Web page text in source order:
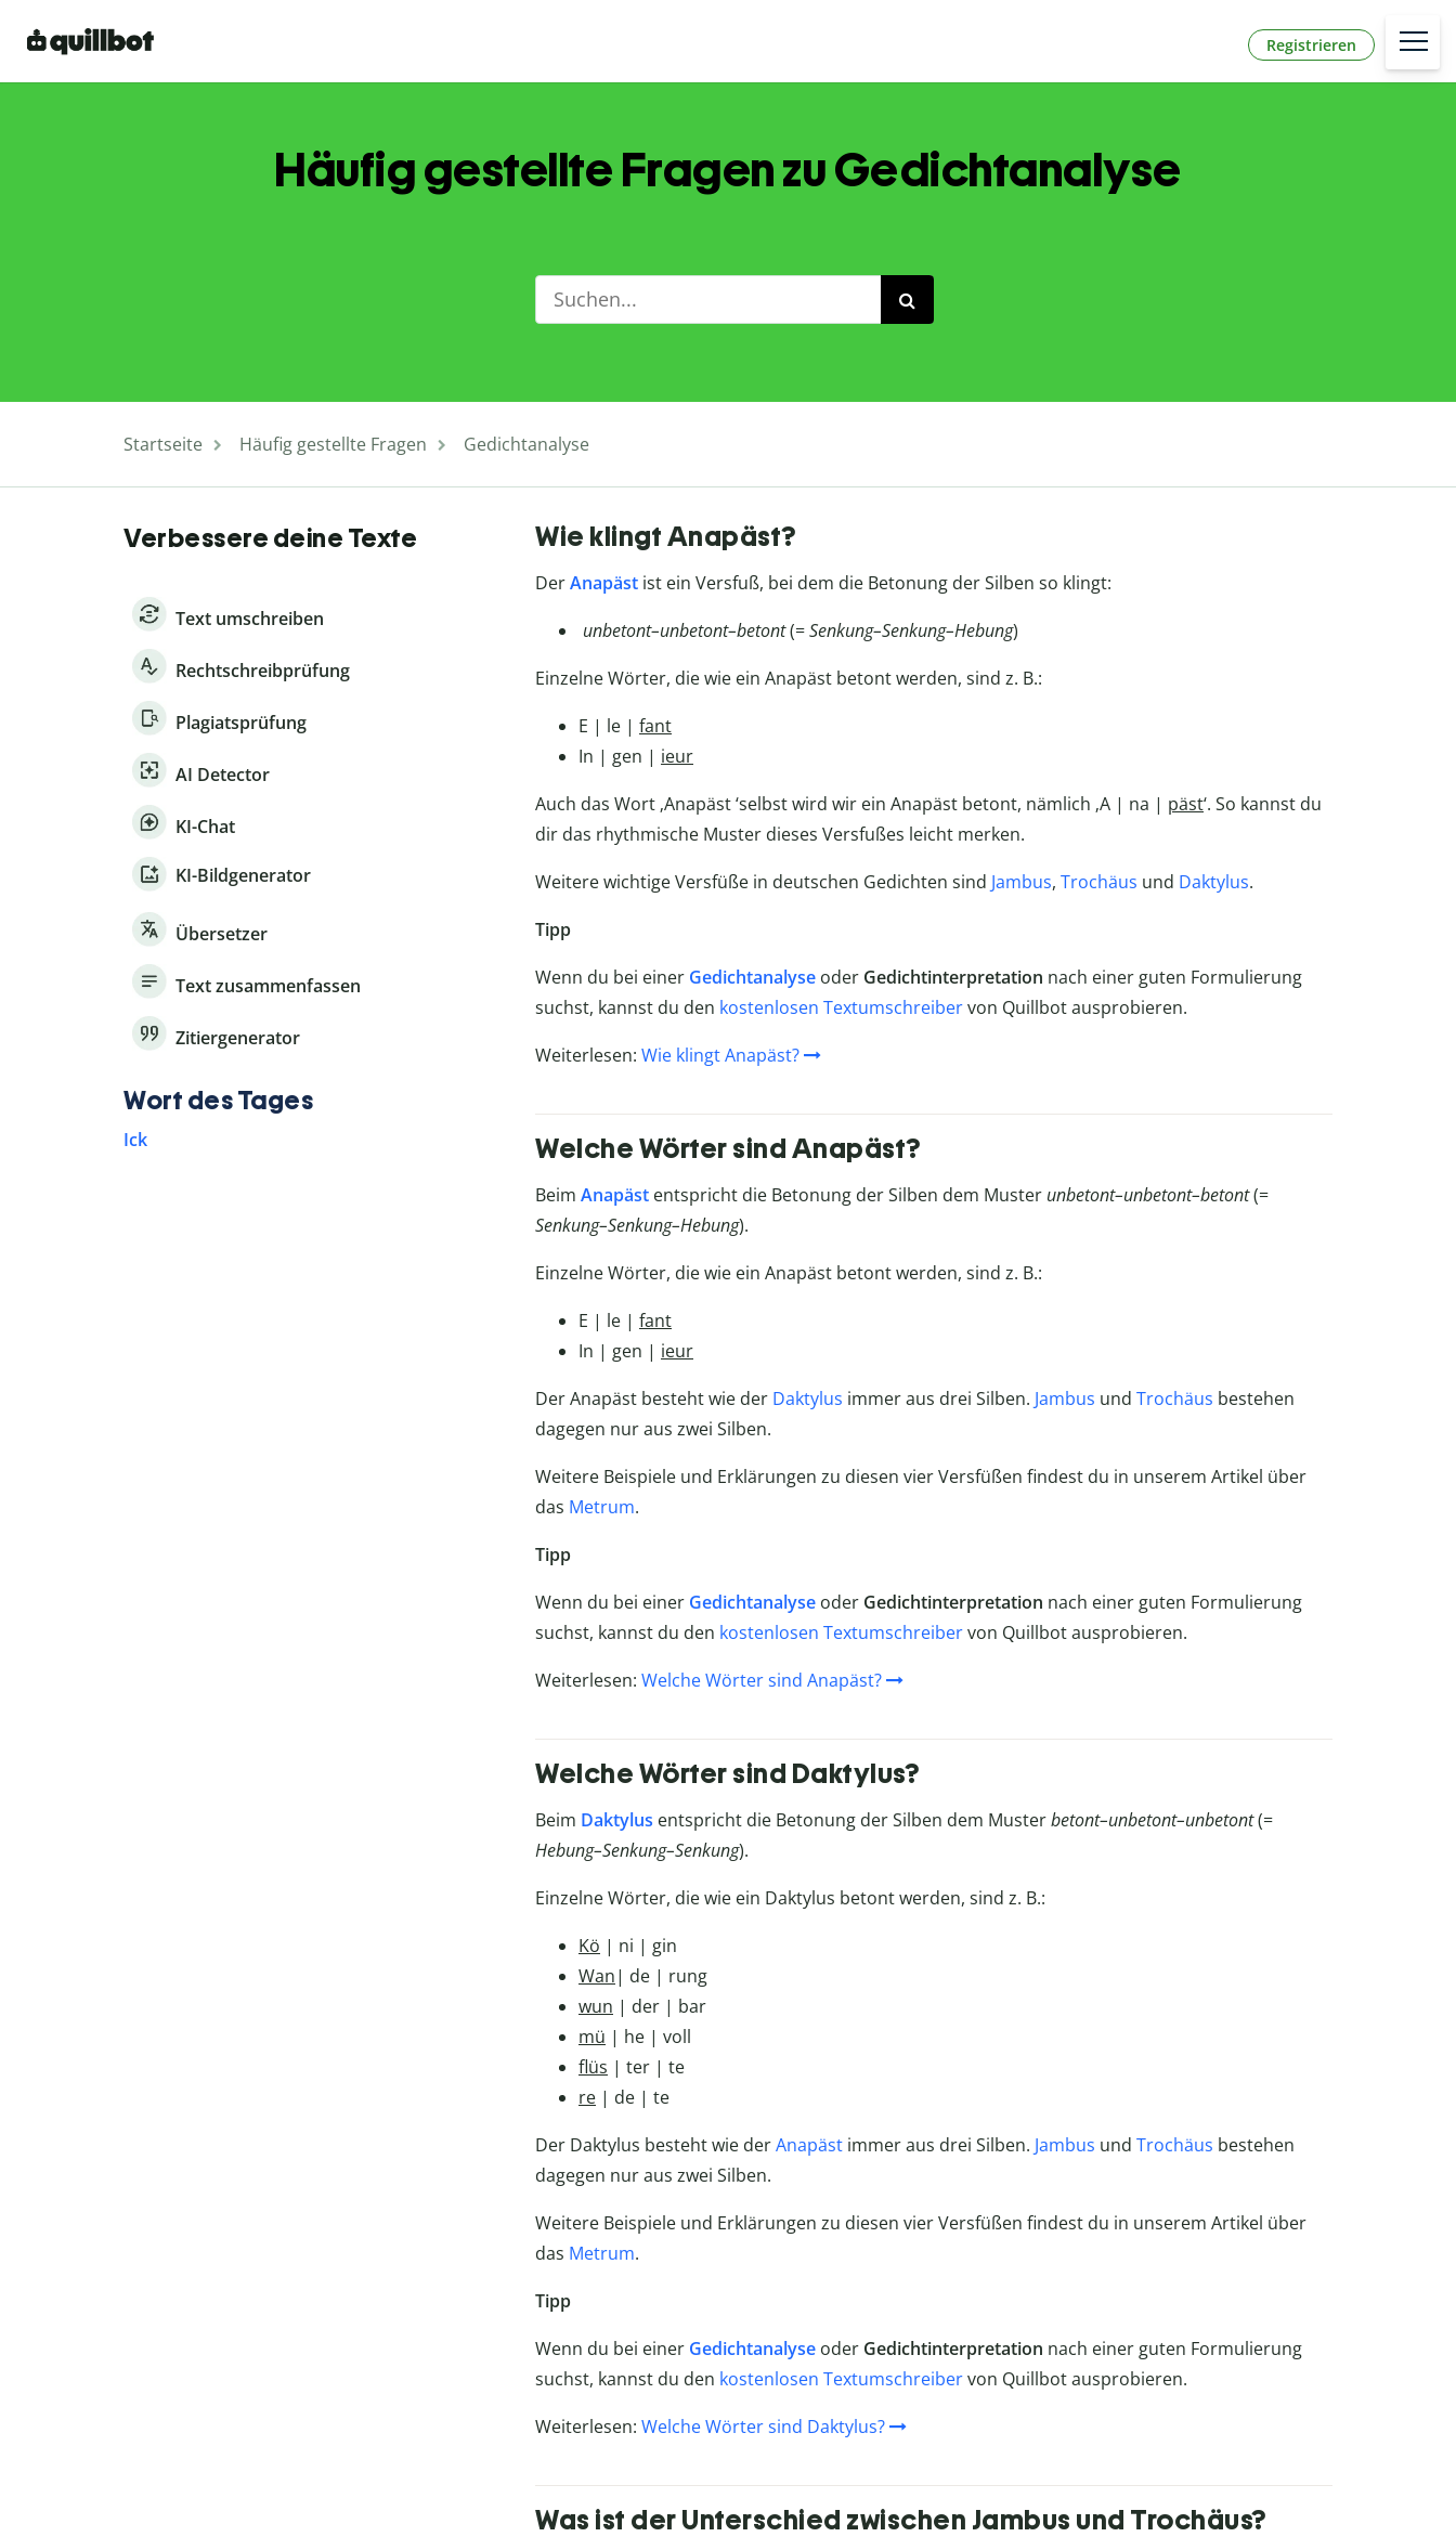
Registrieren
Häufig gestellte Fragen zu Gedichtanalyse
Startseite Häufig gestellte Fragen Gedichtanalyse
Wie klingt Anapäst?
DerAnapäst ist ein Versfuß, bei dem die Betonung der Silben so klingt:
unbetont–unbetont–betont(=Senkung–Senkung–Hebung)
Einzelne Wörter, die wie ein Anapäst betont werden, sind z. B.:
E | le | fant
In | gen | ieur
Auch das Wort ‚Anapäst ‘selbst wird wir ein Anapäst betont, nämlich ‚A | na | päst‘. So kannst du
dir das rhythmische Muster dieses Versfußes leicht merken.
Weitere wichtige Versfüße in deutschen Gedichten sind Jambus, Trochäus und Daktylus.
Tipp
Wenn du bei einer Gedichtanalyse oder Gedichtinterpretation nach einer guten Formulierung
suchst, kannst du den kostenlosen Textumschreibervon Quillbot ausprobieren.
Weiterlesen: Wie klingt Anapäst?
Welche Wörter sind Anapäst?
Beim Anapäst entspricht die Betonung der Silben dem Muster unbetont–unbetont–betont(=
Senkung–Senkung–Hebung).
Einzelne Wörter, die wie ein Anapäst betont werden, sind z. B.:
E | le | fant
In | gen | ieur
Der Anapäst besteht wie der Daktylus immer aus drei Silben. Jambus und Trochäus bestehen
dagegen nur aus zwei Silben.
Weitere Beispiele und Erklärungen zu diesen vier Versfüßen findest du in unserem Artikel über
das Metrum.
Tipp
Wenn du bei einer Gedichtanalyse oder Gedichtinterpretation nach einer guten Formulierung
suchst, kannst du den kostenlosen Textumschreibervon Quillbot ausprobieren.
Weiterlesen: Welche Wörter sind Anapäst?
Welche Wörter sind Daktylus?
Beim Daktylus entspricht die Betonung der Silben dem Musterbetont–unbetont–unbetont(=
Hebung–Senkung–Senkung).
Einzelne Wörter, die wie ein Daktylus betont werden, sind z. B.:
Kö | ni | gin
Wan| de | rung
wun | der | bar
mü | he | voll
flüs | ter | te
re | de | te
Der Daktylus besteht wie derAnapäst immer aus drei Silben. Jambus und Trochäus bestehen
dagegen nur aus zwei Silben.
Weitere Beispiele und Erklärungen zu diesen vier Versfüßen findest du in unserem Artikel über
das Metrum.
Tipp
Wenn du bei einer Gedichtanalyse oder Gedichtinterpretation nach einer guten Formulierung
suchst, kannst du den kostenlosen Textumschreibervon Quillbot ausprobieren.
Weiterlesen: Welche Wörter sind Daktylus?
Was ist der Unterschied zwischen Jambus und Trochäus?
Verbessere deine Texte
Text umschreiben
Rechtschreibprüfung
Plagiatsprüfung
AI Detector
KI-Chat
KI-Bildgenerator
Übersetzer
Text zusammenfassen
Zitiergenerator
Wort des Tages
Ick